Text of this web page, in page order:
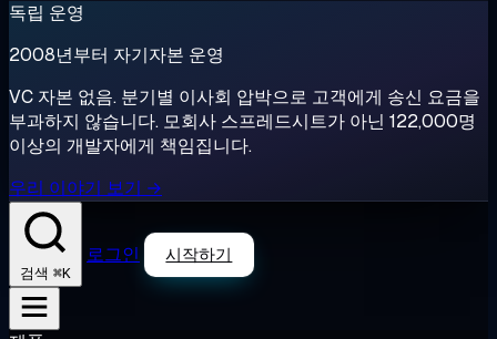
독립 운영
2008년부터 자기자본 운영
VC 자본 없음. 분기별 이사회 압박으로 고객에게 송신 요금을
부과하지 않습니다. 모회사 스프레드시트가 아닌 122,000명
이상의 개발자에게 책임집니다.
우리 이야기 보기 →
검색 ⌘K
로그인 시작하기